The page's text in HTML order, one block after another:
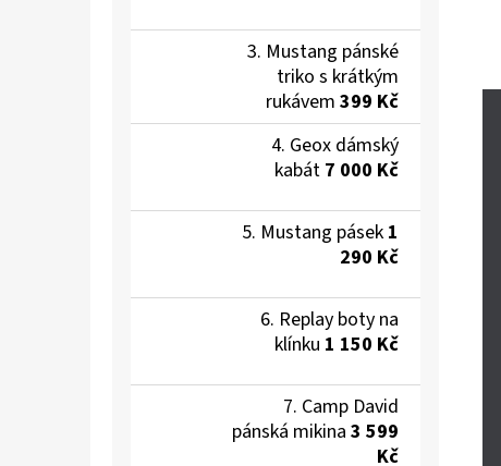
Mustang pánské
triko s krátkým
rukávem 399 Kč
Geox dámský
kabát 7 000 Kč
Mustang pásek 1
290 Kč
Replay boty na
klínku 1 150 Kč
Camp David
pánská mikina 3 599
Kč